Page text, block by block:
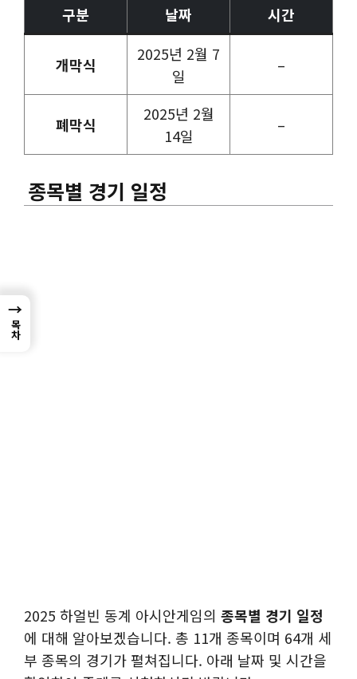
구분 날짜 시간
개막식
2025년 2월 7
일
–
폐막식
2025년 2월
14일
–
종목별 경기 일정
2025 하얼빈 동계 아시안게임의 종목별 경기 일정
에 대해 알아보겠습니다. 총 11개 종목이며 64개 세
부 종목의 경기가 펼쳐집니다. 아래 날짜 및 시간을
→
목차